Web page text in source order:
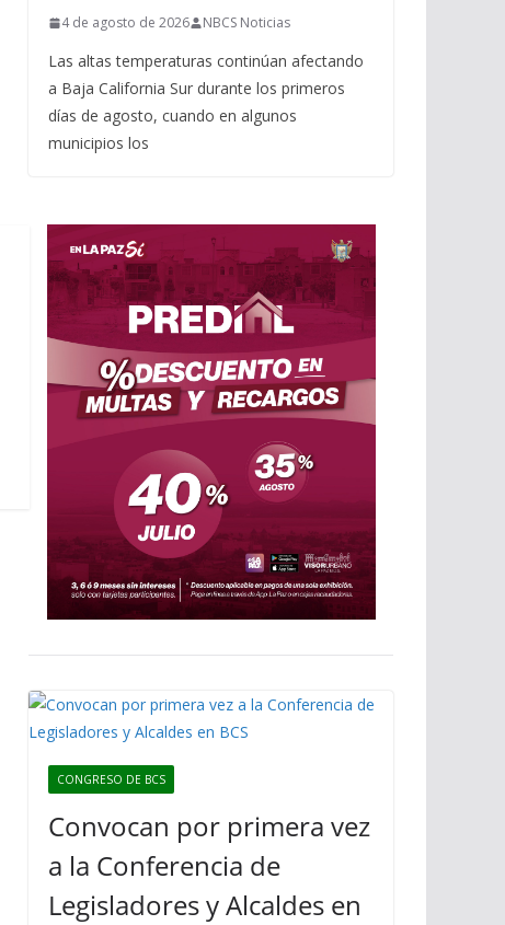
4 de agosto de 2026 NBCS Noticias
Las altas temperaturas continúan afectando
a Baja California Sur durante los primeros
días de agosto, cuando en algunos
municipios los
CONGRESO DE BCS
Convocan por primera vez
a la Conferencia de
Legisladores y Alcaldes en